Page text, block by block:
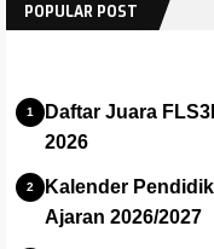
POPULAR POST
Daftar Juara
2026
Kalender
Ajaran 2026/2027